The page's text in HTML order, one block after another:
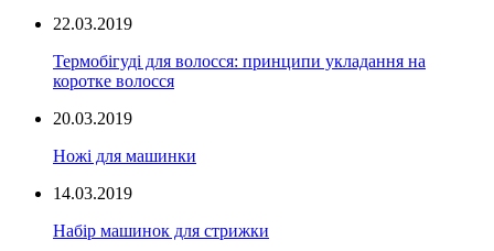
22.03.2019
Термобігуді для волосся: принципи укладання на
коротке волосся
20.03.2019
Ножі для машинки
14.03.2019
Набір машинок для стрижки